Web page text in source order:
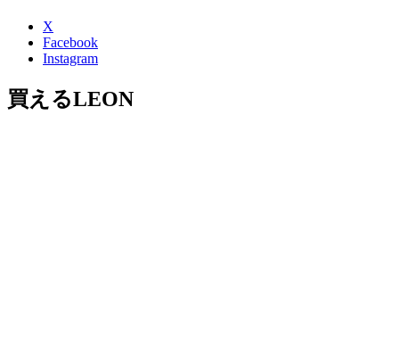
X
Facebook
Instagram
買えるLEON